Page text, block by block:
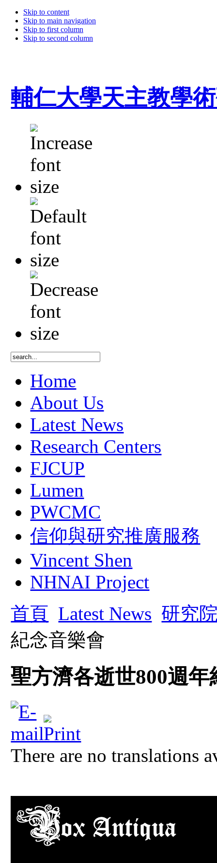
Skip to content
Skip to main navigation
Skip to first column
Skip to second column
輔仁大學天主教學
Home
About Us
Latest News
Research Centers
FJCUP
Lumen
PWCMC
信仰與研究推廣服務
Vincent Shen
NHNAI Project
首頁 Latest News 研究
紀念音樂會
聖方濟各逝世800週
There are no translations